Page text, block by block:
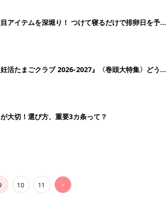
アイテムを深堀り！ つけて寝るだけで排卵日を予
ム
活たまごクラブ 2026-2027』〈巻頭大特集〉どうし
ための“基礎知識”ガイド
大切！選び方、重要3カ条って？
10 11 >